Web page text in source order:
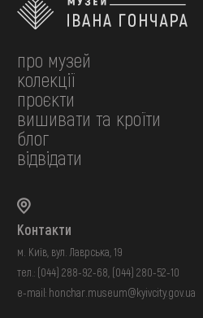
про музей
колекції
проєкти
вишивати та кроїти
блог
відвідати
Контакти
м. Київ, вул. Лаврська, 19
тел.: (044) 288-92-68 (044) 280-52-10
e-mail: honchar.museum@kyivcity.gov.ua